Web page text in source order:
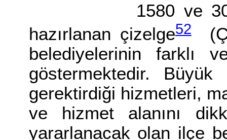
1580 ve 3030
hazırlanan çizelge52
belediyelerinin farklı
göstermektedir.
gerektirdiği hizmetleri,
ve hizmet alanını
yararlanacak olan ilçe